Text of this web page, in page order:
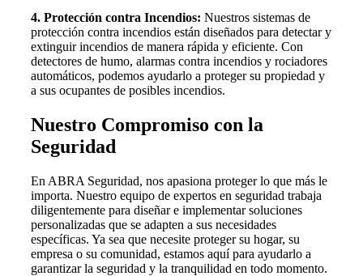
4. Protección contra Incendios: Nuestros sistemas de
protección contra incendios están diseñados para detectar y
extinguir incendios de manera rápida y eficiente. Con
detectores de humo, alarmas contra incendios y rociadores
automáticos, podemos ayudarlo a proteger su propiedad y
a sus ocupantes de posibles incendios.
Nuestro Compromiso con la
Seguridad
En ABRA Seguridad, nos apasiona proteger lo que más le
importa. Nuestro equipo de expertos en seguridad trabaja
diligentemente para diseñar e implementar soluciones
personalizadas que se adapten a sus necesidades
específicas. Ya sea que necesite proteger su hogar, su
empresa o su comunidad, estamos aquí para ayudarlo a
garantizar la seguridad y la tranquilidad en todo momento.